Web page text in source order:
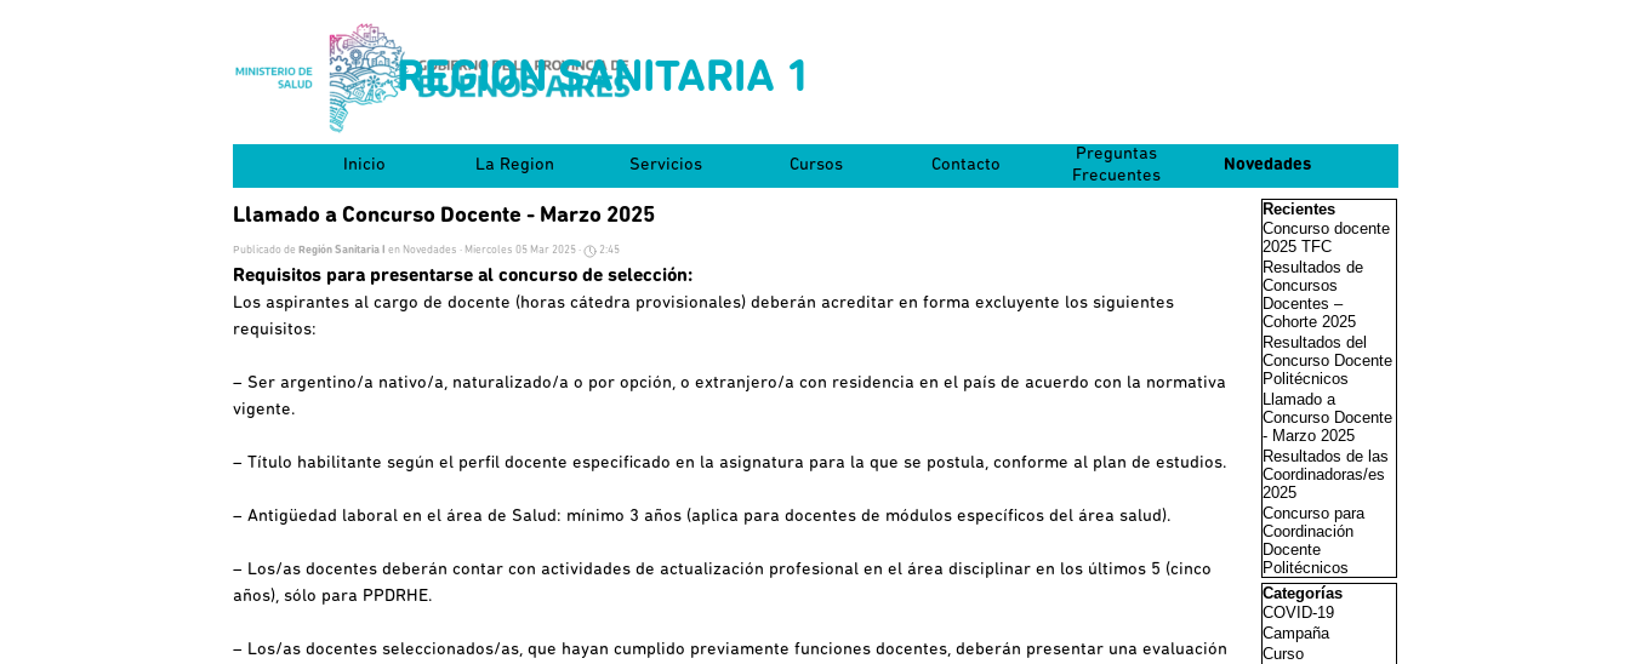
Inicio ▼
La Region ▼
Servicios ▼Cursos ▼
Contacto
Preguntas
Frecuentes
Novedades
REGION SANITARIA 1
Llamado a Concurso Docente - Marzo 2025
Publicado de Región Sanitaria I en Novedades · Miercoles 05 Mar 2025 · 2:45
Requisitos para presentarse al concurso de selección:
Los aspirantes al cargo de docente (horas cátedra provisionales) deberán acreditar en forma excluyente los siguientes
requisitos:
– Ser argentino/a nativo/a, naturalizado/a o por opción, o extranjero/a con residencia en el país de acuerdo con la normativa
vigente.
– Título habilitante según el perfil docente especificado en la asignatura para la que se postula, conforme al plan de estudios.
– Antigüedad laboral en el área de Salud: mínimo 3 años (aplica para docentes de módulos específicos del área salud).
– Los/as docentes deberán contar con actividades de actualización profesional en el área disciplinar en los últimos 5 (cinco
años), sólo para PPDRHE.
– Los/as docentes seleccionados/as, que hayan cumplido previamente funciones docentes, deberán presentar una evaluación
Saltar el bloque Recientes
Recientes
Concurso docente
2025 TFC
Resultados de
Concursos
Docentes –
Cohorte 2025
Resultados del
Concurso Docente
Politécnicos
Llamado a
Concurso Docente
- Marzo 2025
Resultados de las
Coordinadoras/es
2025
Concurso para
Coordinación
Docente
Politécnicos
Saltar el bloque Categorías
Categorías
COVID-19
Campaña
Curso